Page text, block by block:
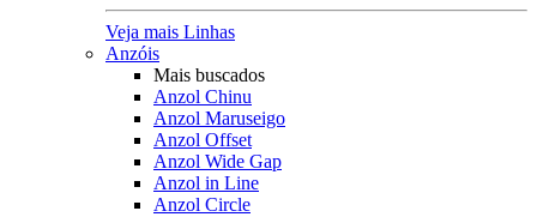
Veja mais Linhas
Anzóis
Mais buscados
Anzol Chinu
Anzol Maruseigo
Anzol Offset
Anzol Wide Gap
Anzol in Line
Anzol Circle